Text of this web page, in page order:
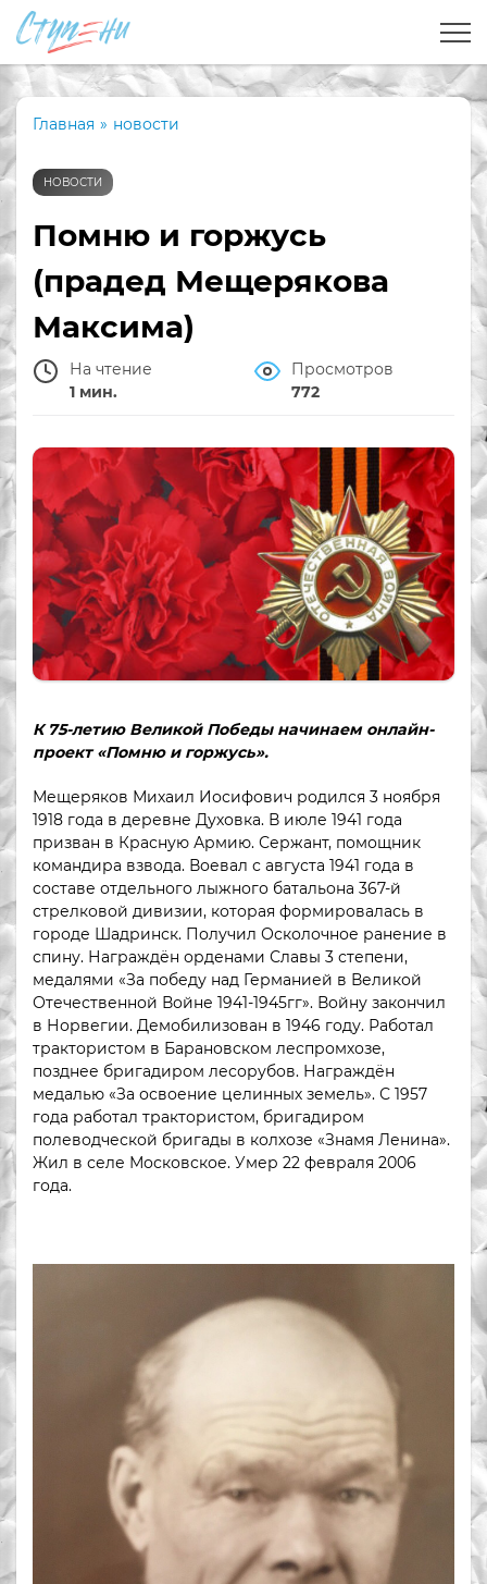
Главная » новости
НОВОСТИ
Помню и горжусь
(прадед Мещерякова
Максима)
На чтение
1 мин.
Просмотров
772
К 75-летию Великой Победы начинаем онлайн-
проект «Помню и горжусь».
Мещеряков Михаил Иосифович родился 3 ноября
1918 года в деревне Духовка. В июле 1941 года
призван в Красную Армию. Сержант, помощник
командира взвода. Воевал с августа 1941 года в
составе отдельного лыжного батальона 367-й
стрелковой дивизии, которая формировалась в
городе Шадринск. Получил Осколочное ранение в
спину. Награждён орденами Славы 3 степени,
медалями «За победу над Германией в Великой
Отечественной Войне 1941-1945гг». Войну закончил
в Норвегии. Демобилизован в 1946 году. Работал
трактористом в Барановском леспромхозе,
позднее бригадиром лесорубов. Награждён
медалью «За освоение целинных земель». С 1957
года работал трактористом, бригадиром
полеводческой бригады в колхозе «Знамя Ленина».
Жил в селе Московское. Умер 22 февраля 2006
года.